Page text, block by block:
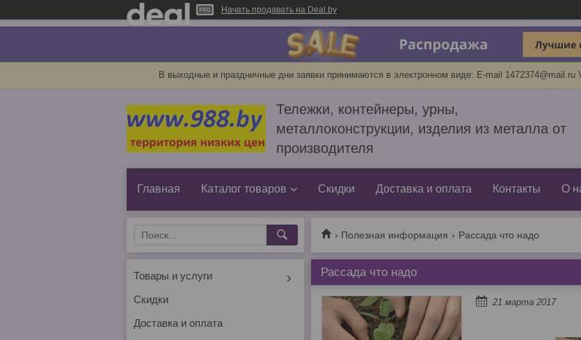
Начать продавать на Deal.by
В выходные и праздничные дни заявки принимаются в электронном виде: E-mail 1472374@mail.ru
Тележки, контейнеры, урны,
металлоконструкции, изделия из металла от
производителя
Главная Каталог товаров Скидки Доставка и оплата Контакты О
Полезная информация Рассада что надо
Рассада что надо
21 марта 2017
Товары и услуги
Скидки
Доставка и оплата